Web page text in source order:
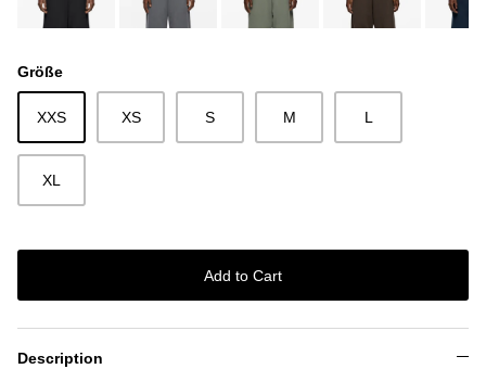
Größe
XXS XS S M L
XL
Add to Cart
Description